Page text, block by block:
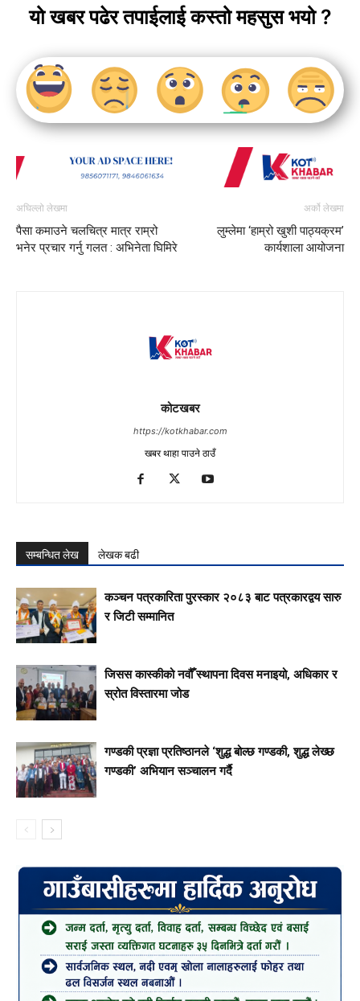
यो खबर पढेर तपाईलाई कस्तो महसुस भयो ?
अघिल्लो लेखमा
पैसा कमाउने चलचित्र मात्र राम्रो
भनेर प्रचार गर्नु गलत : अभिनेता घिमिरे
अर्को लेखमा
लुम्लेमा ‘हाम्रो खुशी पाठ्यक्रम’
कार्यशाला आयोजना
कोटखबर
https://kotkhabar.com
खबर थाहा पाउने ठाउँ
सम्बन्धित लेख लेखक बढी
कञ्चन पत्रकारिता पुरस्कार २०८३ बाट पत्रकारद्वय सारु
र जिटी सम्मानित
जिसस कास्कीको नवौँ स्थापना दिवस मनाइयो, अधिकार र
स्रोत विस्तारमा जोड
गण्डकी प्रज्ञा प्रतिष्ठानले ‘शुद्ध बोल्छ गण्डकी, शुद्ध लेख्छ
गण्डकी’ अभियान सञ्चालन गर्दै